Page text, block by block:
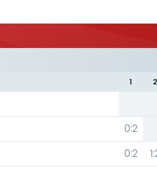
1 2
0:2
0:2